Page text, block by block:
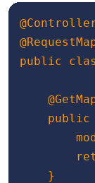
public
public
    }